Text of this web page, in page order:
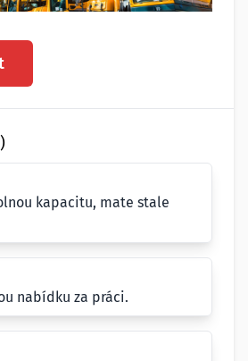
kapacitu, mate stale
nabídku za práci.